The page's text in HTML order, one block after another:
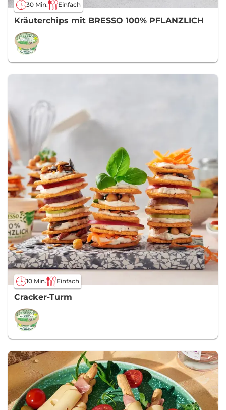
30 Min. Einfach
Kräuterchips mit BRESSO 100% PFLANZLICH
10 Min. Einfach
Cracker-Turm